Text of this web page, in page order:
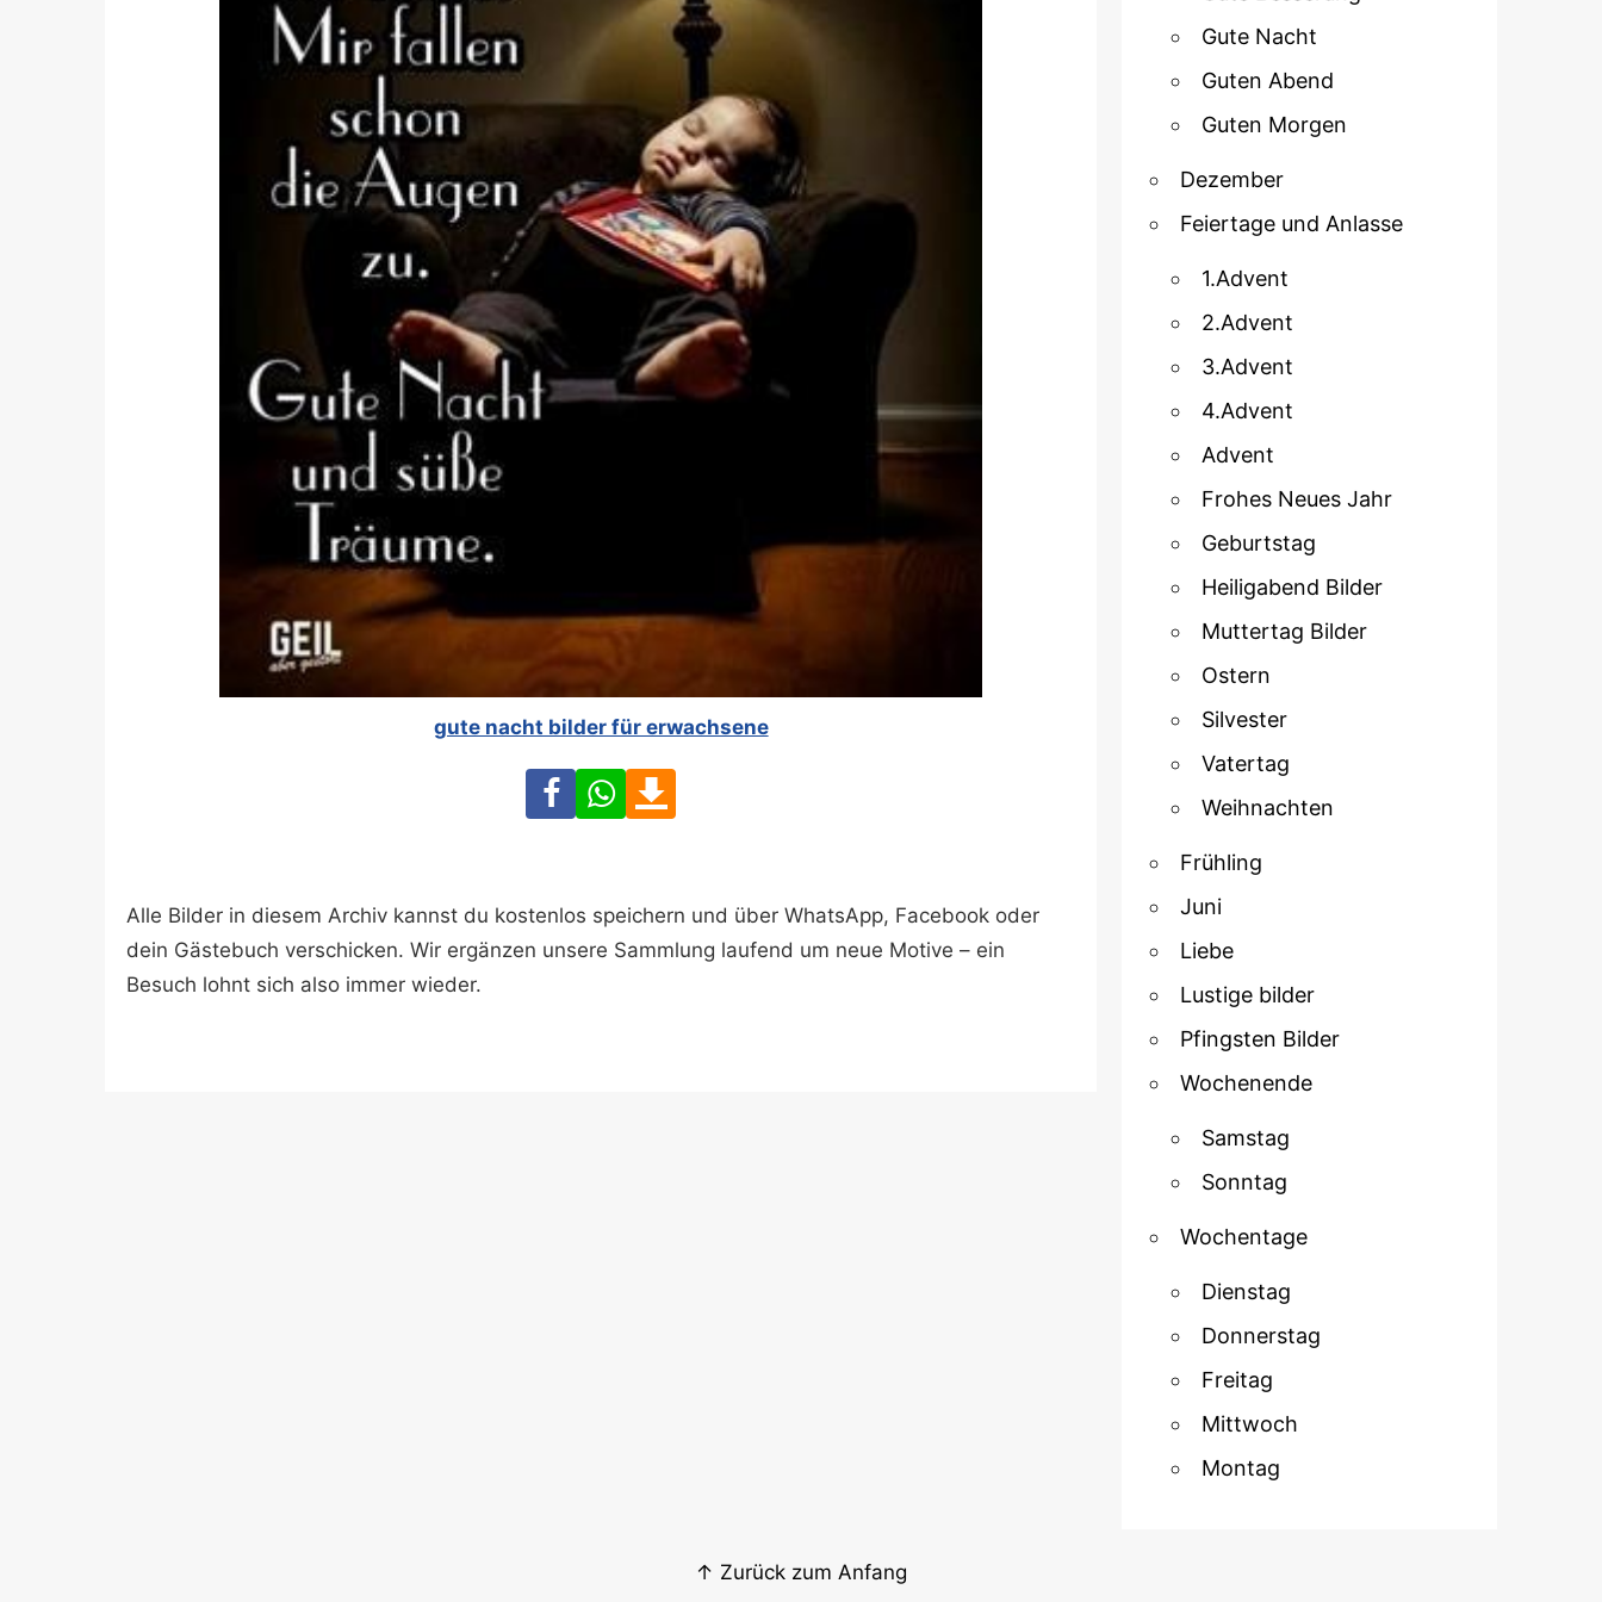
gute nacht bilder für erwachsene
FacebookWhatsApp
Alle Bilder in diesem Archiv kannst du kostenlos speichern und über WhatsApp, Facebook oder
dein Gästebuch verschicken. Wir ergänzen unsere Sammlung laufend um neue Motive – ein
Besuch lohnt sich also immer wieder.
Gute Nacht
Guten Abend
Guten Morgen
Dezember
Feiertage und Anlasse
1.Advent
2.Advent
3.Advent
4.Advent
Advent
Frohes Neues Jahr
Geburtstag
Heiligabend Bilder
Muttertag Bilder
Ostern
Silvester
Vatertag
Weihnachten
Frühling
Juni
Liebe
Lustige bilder
Pfingsten Bilder
Wochenende
Samstag
Sonntag
Wochentage
Dienstag
Donnerstag
Freitag
Mittwoch
Montag
↑ Zurück zum Anfang